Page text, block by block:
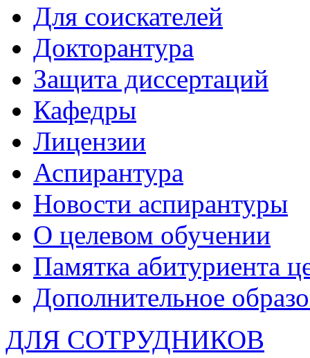
Для соискателей
Докторантура
Защита диссертаций
Кафедры
Лицензии
Аспирантура
Новости аспирантуры
О целевом обучении
Памятка абитуриента
Дополнительное
ДЛЯ СОТРУДНИКОВ